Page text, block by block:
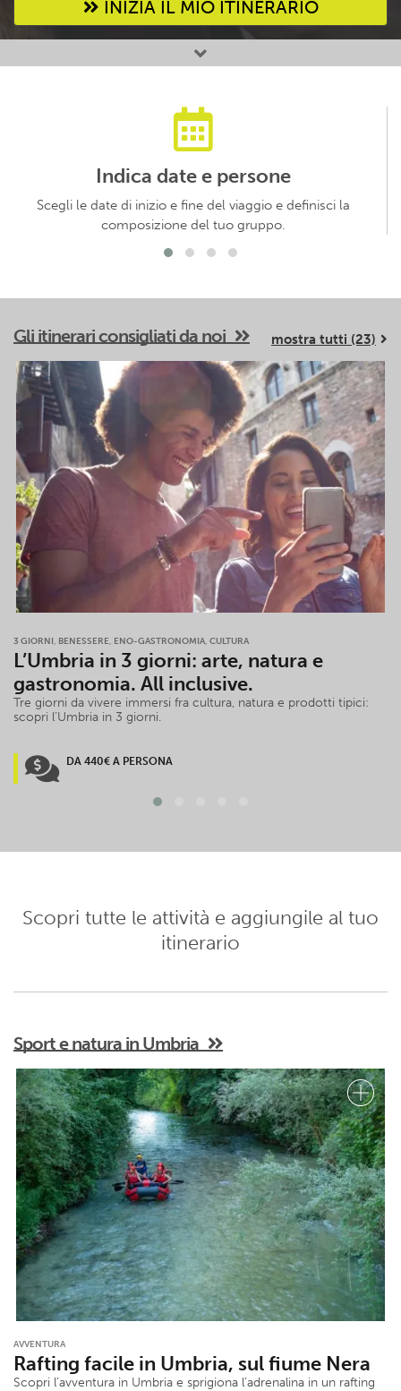
INIZIA IL MIO ITINERARIO
Attività preferite
Indica date e persone
Scegli le date di inizio e fine del viaggio e definisci la
composizione del tuo gruppo.
mostra tutti (23)
Gli itinerari consigliati da noi
3 GIORNI , BENESSERE, ENO-GASTRONOMIA, CULTURA
L’Umbria in 3 giorni: arte, natura e
gastronomia. All inclusive.
Tre giorni da vivere immersi fra cultura, natura e prodotti tipici:
scopri l’Umbria in 3 giorni.
DA 440€ A PERSONA
Scopri tutte le attività e aggiungile al tuo
itinerario
Sport e natura in Umbria
AVVENTURA
Rafting facile in Umbria, sul fiume Nera
Scopri l’avventura in Umbria e sprigiona l’adrenalina in un rafting